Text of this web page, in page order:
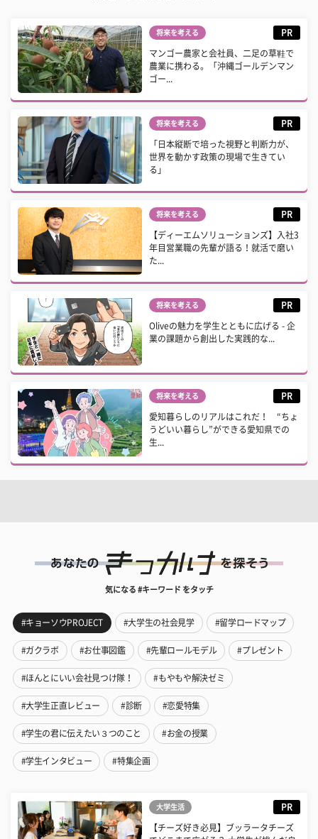
将来を考える PR
マンゴー農家と会社員、二足の草鞋で
農業に携わる。「沖縄ゴールデンマン
ゴー...
将来を考える PR
「日本縦断で培った視野と判断力が、
世界を動かす政策の現場で生きてい
る」
将来を考える PR
【ディーエムソリューションズ】入社3
年目営業職の先輩が語る！就活で磨い
た...
将来を考える PR
Oliveの魅力を学生とともに広げる - 企
業の課題から創出した実践的な...
将来を考える PR
愛知暮らしのリアルはこれだ！ “ちょ
うどいい暮らし”ができる愛知県での
生...
気になる #キーワード をタッチ
#キョーソウPROJECT #大学生の社会見学 #留学ロードマップ
#ガクラボ #お仕事図鑑 #先輩ロールモデル #プレゼント
#ほんとにいい会社見つけ隊！ #もやもや解決ゼミ
#大学生正直レビュー #診断 #恋愛特集
#学生の君に伝えたい３つのこと #お金の授業
#学生インタビュー #特集企画
大学生活 PR
【チーズ好き必見】ブッラータチーズ